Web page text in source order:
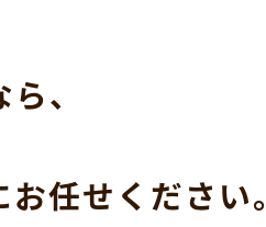
、
お任せください。